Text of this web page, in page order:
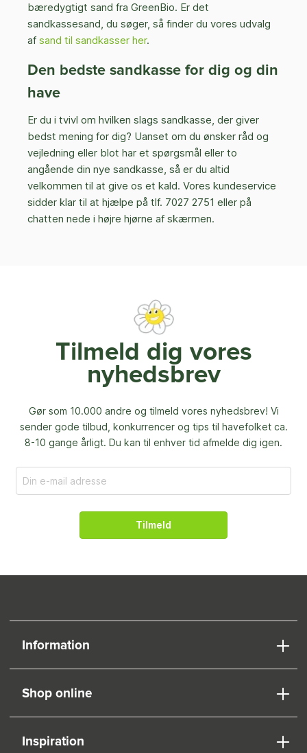
bæredygtigt sand fra GreenBio. Er det
sandkassesand, du søger, så finder du vores udvalg
af sand til sandkasser her.
Den bedste sandkasse for dig og din
have
Er du i tvivl om hvilken slags sandkasse, der giver
bedst mening for dig? Uanset om du ønsker råd og
vejledning eller blot har et spørgsmål eller to
angående din nye sandkasse, så er du altid
velkommen til at give os et kald. Vores kundeservice
sidder klar til at hjælpe på tlf. 7027 2751 eller på
chatten nede i højre hjørne af skærmen.
Tilmeld dig vores
nyhedsbrev
Gør som 10.000 andre og tilmeld vores nyhedsbrev! Vi
sender gode tilbud, konkurrencer og tips til havefolket ca.
8-10 gange årligt. Du kan til enhver tid afmelde dig igen.
Tilmeld
Information
Shop online
Inspiration